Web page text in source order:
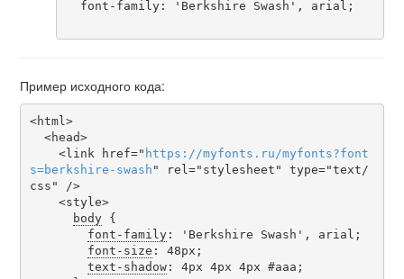
Пример исходного кода:
<html>
    <link href="
https ://myfonts . ru /myfonts?font
s=berkshire-swash " rel="stylesheet" type="text/
css" />
body {
font-family: 'Berkshire Swash', arial;
font-size : 48px;
text-shadow: 4px 4px 4px #aaa;